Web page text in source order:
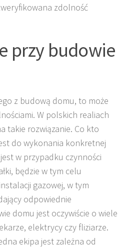
zdolność
przy budowie
z budową domu, to może
W polskich realiach
takie rozwiązanie. Co kto
do wykonania konkretnej
w przypadku czynności
będzie w tym celu
gazowej, w tym
odpowiednie
domu jest oczywiście o wiele
elektrycy czy fliziarze.
ekipa jest zależna od